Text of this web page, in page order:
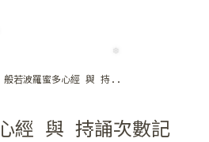
般若波羅蜜多心經 與 持..
經 與 持誦次數記
❆